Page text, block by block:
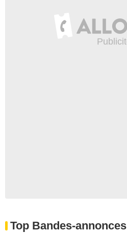
Top Bandes-annonces